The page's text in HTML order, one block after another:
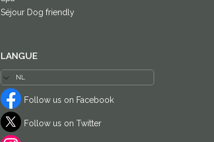
Séjour Dog friendly
LANGUE
Follow us on Facebook
Follow us on Twitter